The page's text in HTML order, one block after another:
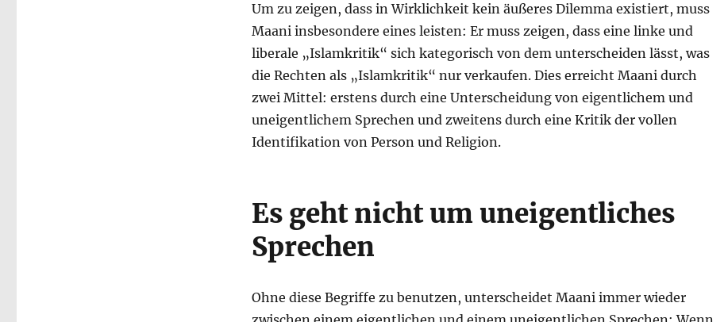
Um zu zeigen, dass in Wirklichkeit kein äußeres Dilemma existiert, muss
Maani insbesondere eines leisten: Er muss zeigen, dass eine linke und
liberale „Islamkritik“ sich kategorisch von dem unterscheiden lässt, was
die Rechten als „Islamkritik“ nur verkaufen. Dies erreicht Maani durch
zwei Mittel: erstens durch eine Unterscheidung von eigentlichem und
uneigentlichem Sprechen und zweitens durch eine Kritik der vollen
Identifikation von Person und Religion.
Es geht nicht um uneigentliches
Sprechen
Ohne diese Begriffe zu benutzen, unterscheidet Maani immer wieder